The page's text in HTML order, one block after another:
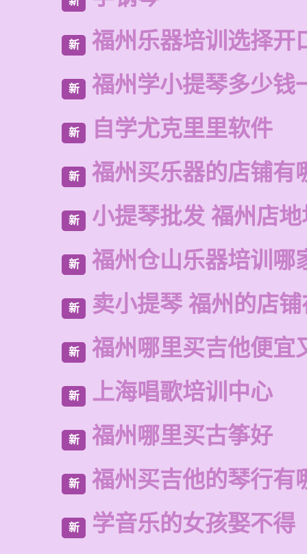
新 福州乐器培训选择开
新 福州学小提琴多少钱
新 自学尤克里里软件
新 福州买乐器的店铺有
新 小提琴批发 福州店地
新 福州仓山乐器培训哪
新 卖小提琴 福州的店
新 福州哪里买吉他便宜
新 上海唱歌培训中心
新 福州哪里买古筝好
新 福州买吉他的琴行有
新 学音乐的女孩娶不得